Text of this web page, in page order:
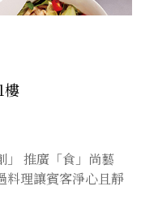
樓
」 推廣「食」尚藝
料理讓賓客淨心且靜